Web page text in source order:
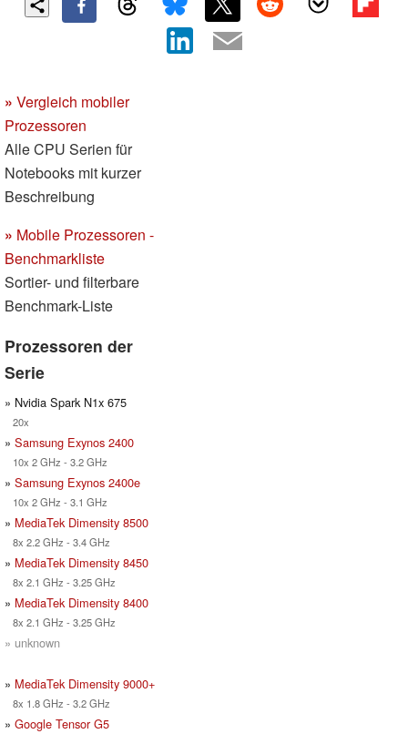
» Vergleich mobiler
Prozessoren
Alle CPU Serien für
Notebooks mit kurzer
Beschreibung
» Mobile Prozessoren -
Benchmarkliste
Sortier- und filterbare
Benchmark-Liste
Prozessoren der
Serie
» Nvidia Spark N1x 675
20x
» Samsung Exynos 2400
10x 2 GHz - 3.2 GHz
» Samsung Exynos 2400e
10x 2 GHz - 3.1 GHz
» MediaTek Dimensity 8500
8x 2.2 GHz - 3.4 GHz
» MediaTek Dimensity 8450
8x 2.1 GHz - 3.25 GHz
» MediaTek Dimensity 8400
8x 2.1 GHz - 3.25 GHz
» unknown
» MediaTek Dimensity 9000+
8x 1.8 GHz - 3.2 GHz
» Google Tensor G5